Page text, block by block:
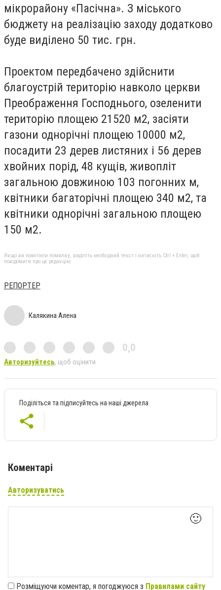
мікрорайону «Пасічна». З міського
бюджету на реалізацію заходу додатково
буде виділено 50 тис. грн.
Проектом передбачено здійснити
благоустрій територію навколо церкви
Преображення Господнього, озеленити
територію площею 21520 м2, засіяти
газони однорічні площею 10000 м2,
посадити 23 дерев листяних і 56 дерев
хвойних порід, 48 кущів, живопліт
загальною довжиною 103 погонних м,
квітники багаторічні площею 340 м2, та
квітники однорічні загальною площею
150 м2.
Якщо ви помітили помилку, виділіть необхідний текст і натисніть Ctrl + Enter, щоб
повідомити про це редакцію
РЕПОРТЕР
Калякина Алена
0,0
Авторизуйтесь, щоб оцінити
Поділіться та підписуйтесь на наші джерела
Коментарі
Авторизуватись
🙂
Розміщуючи коментар, я погоджуюся з Правилами сайту